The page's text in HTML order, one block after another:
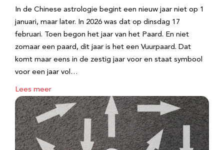
In de Chinese astrologie begint een nieuw jaar niet op 1
januari, maar later. In 2026 was dat op dinsdag 17
februari. Toen begon het jaar van het Paard. En niet
zomaar een paard, dit jaar is het een Vuurpaard. Dat
komt maar eens in de zestig jaar voor en staat symbool
voor een jaar vol…
Lees meer